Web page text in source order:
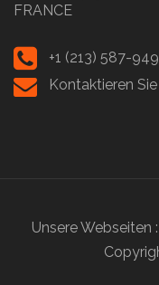
FRANCE
+1 (213) 587-
Kontaktieren
Unsere Webseiten :